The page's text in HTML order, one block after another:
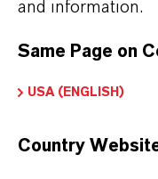
and information.
Same Page on
USA (ENGLISH)
Country